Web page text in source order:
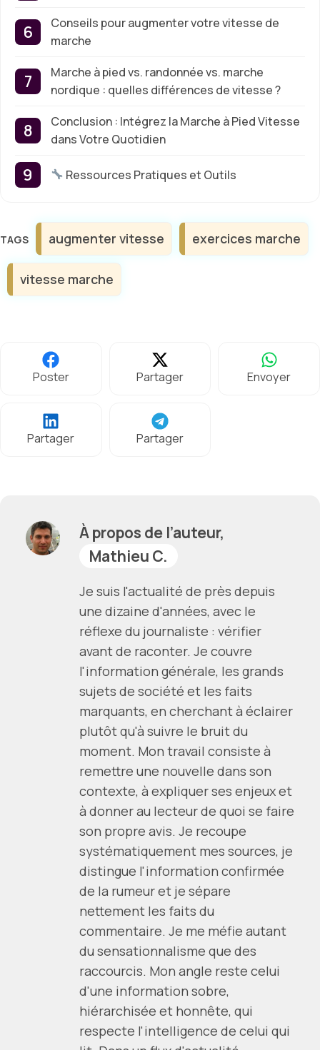
Conseils pour augmenter votre vitesse de
marche
Marche à pied vs. randonnée vs. marche
nordique : quelles différences de vitesse ?
Conclusion : Intégrez la Marche à Pied Vitesse
dans Votre Quotidien
Ressources Pratiques et Outils
Étiquettes
augmenter vitesse exercices marche
vitesse marche
Poster Partager Envoyer
Partager Partager
À propos de l’auteur,
Mathieu C.
Je suis l'actualité de près depuis
une dizaine d'années, avec le
réflexe du journaliste : vérifier
avant de raconter. Je couvre
l'information générale, les grands
sujets de société et les faits
marquants, en cherchant à éclairer
plutôt qu'à suivre le bruit du
moment. Mon travail consiste à
remettre une nouvelle dans son
contexte, à expliquer ses enjeux et
à donner au lecteur de quoi se faire
son propre avis. Je recoupe
systématiquement mes sources, je
distingue l'information confirmée
de la rumeur et je sépare
nettement les faits du
commentaire. Je me méfie autant
du sensationnalisme que des
raccourcis. Mon angle reste celui
d'une information sobre,
hiérarchisée et honnête, qui
respecte l'intelligence de celui qui